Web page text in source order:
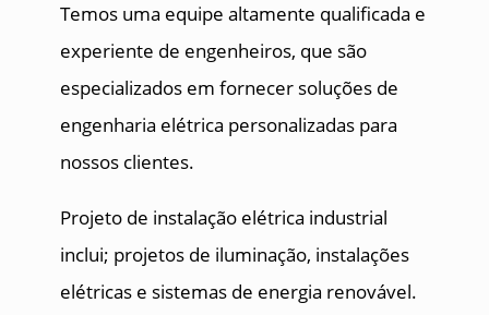
Temos uma equipe altamente qualificada e
experiente de engenheiros, que são
especializados em fornecer soluções de
engenharia elétrica personalizadas para
nossos clientes.
Projeto de instalação elétrica industrial
inclui; projetos de iluminação, instalações
elétricas e sistemas de energia renovável.